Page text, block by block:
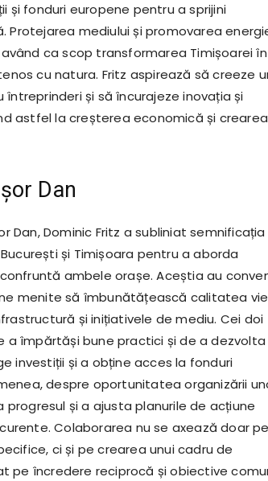
fonduri europene pentru a sprijini
Protejarea mediului și promovarea
ca scop transformarea Timișoarei
cu natura. Fritz aspirează să creeze
și să încurajeze inovația și
astfel la creșterea economică și
Dan
Dan, Dominic Fritz a subliniat semnificația
și Timișoara pentru a aborda
ambele orașe. Aceștia au
menite să îmbunătățească calitatea
și inițiativele de mediu. Cei doi
a împărtăși bune practici și de a dezvolta
investiții și a obține acces la fonduri
despre oportunitatea organizării
și a ajusta planurile de acțiune
Colaborarea nu se axează doar pe
ci și pe crearea unui cadru de
pe încredere reciprocă și obiective